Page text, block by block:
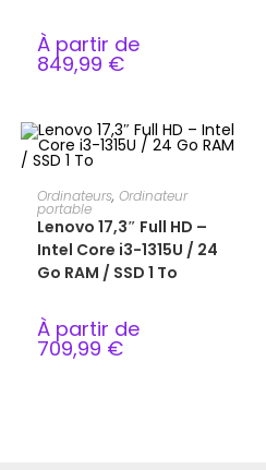
À partir de
849,99 €
CHOIX DES OPTIONS
Ordinateurs, Ordinateur
portable
Lenovo 17,3″ Full HD –
Intel Core i3-1315U / 24
Go RAM / SSD 1 To
À partir de
709,99 €